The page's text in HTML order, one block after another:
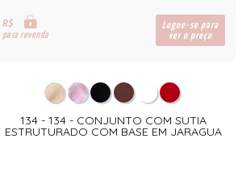
R$
para revenda
Logue-se para
ver o preço
134 - 134 - CONJUNTO COM SUTIA
ESTRUTURADO COM BASE EM JARAGUA